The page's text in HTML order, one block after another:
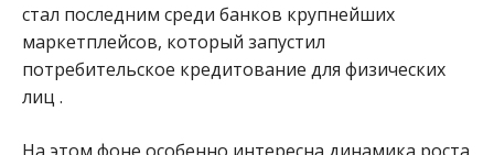
стал последним среди банков крупнейших
маркетплейсов, который запустил
потребительское кредитование для физических
лиц .